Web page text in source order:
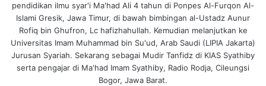
pendidikan ilmu syar'i Ma'had Ali 4 tahun di Ponpes Al-Furqon Al-
Islami Gresik, Jawa Timur, di bawah bimbingan al-Ustadz Aunur
Rofiq bin Ghufron, Lc hafizhahullah. Kemudian melanjutkan ke
Universitas Imam Muhammad bin Su'ud, Arab Saudi (LIPIA Jakarta)
Jurusan Syariah. Sekarang sebagai Mudir Tanfidz di KIAS Syathiby
serta pengajar di Ma'had Imam Syathiby, Radio Rodja, Cileungsi
Bogor, Jawa Barat.